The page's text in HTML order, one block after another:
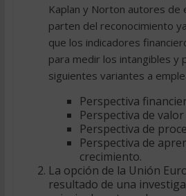
Kaplan y Norton autores de
parten del reconocimiento
que los indicadores
para medir los intangibles y
siguientes variantes a
Perspectiva
Perspectiva de
Perspectiva de
Perspectiva de
crecimiento.
La opción de la Unión
resultado de una